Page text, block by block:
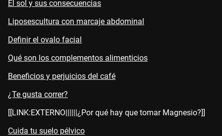
El sol y sus consecuencias
Liposescultura con marcaje abdominal
Definir el ovalo facial
Qué son los complementos alimenticios
Beneficios y perjuicios del café
¿Te gusta correr?
[[LINK:EXTERNO||||||¿Por qué hay que tomar Magnesio?]]
Cuida tu suelo pélvico